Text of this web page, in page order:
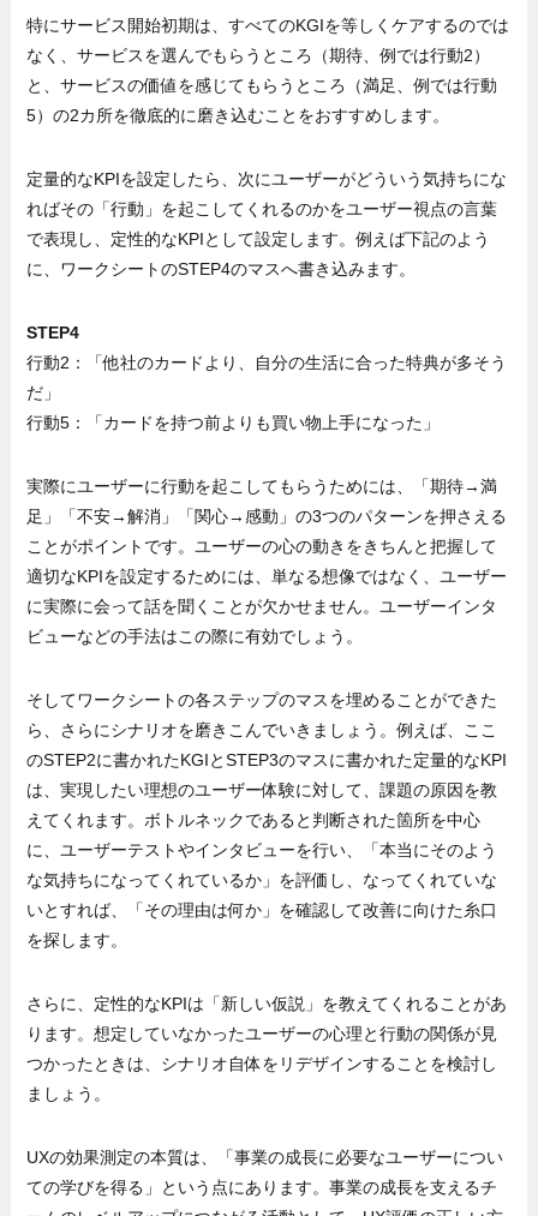
特にサービス開始初期は、すべてのKGIを等しくケアするのでは
なく、サービスを選んでもらうところ（期待、例では行動2）
と、サービスの価値を感じてもらうところ（満足、例では行動
5）の2カ所を徹底的に磨き込むことをおすすめします。
定量的なKPIを設定したら、次にユーザーがどういう気持ちにな
ればその「行動」を起こしてくれるのかをユーザー視点の言葉
で表現し、定性的なKPIとして設定します。例えば下記のよう
に、ワークシートのSTEP4のマスへ書き込みます。
STEP4
行動2：「他社のカードより、自分の生活に合った特典が多そう
だ」
行動5：「カードを持つ前よりも買い物上手になった」
実際にユーザーに行動を起こしてもらうためには、「期待→満
足」「不安→解消」「関心→感動」の3つのパターンを押さえる
ことがポイントです。ユーザーの心の動きをきちんと把握して
適切なKPIを設定するためには、単なる想像ではなく、ユーザー
に実際に会って話を聞くことが欠かせません。ユーザーインタ
ビューなどの手法はこの際に有効でしょう。
そしてワークシートの各ステップのマスを埋めることができた
ら、さらにシナリオを磨きこんでいきましょう。例えば、ここ
のSTEP2に書かれたKGIとSTEP3のマスに書かれた定量的なKPI
は、実現したい理想のユーザー体験に対して、課題の原因を教
えてくれます。ボトルネックであると判断された箇所を中心
に、ユーザーテストやインタビューを行い、「本当にそのよう
な気持ちになってくれているか」を評価し、なってくれていな
いとすれば、「その理由は何か」を確認して改善に向けた糸口
を探します。
さらに、定性的なKPIは「新しい仮説」を教えてくれることがあ
ります。想定していなかったユーザーの心理と行動の関係が見
つかったときは、シナリオ自体をリデザインすることを検討し
ましょう。
UXの効果測定の本質は、「事業の成長に必要なユーザーについ
ての学びを得る」という点にあります。事業の成長を支えるチ